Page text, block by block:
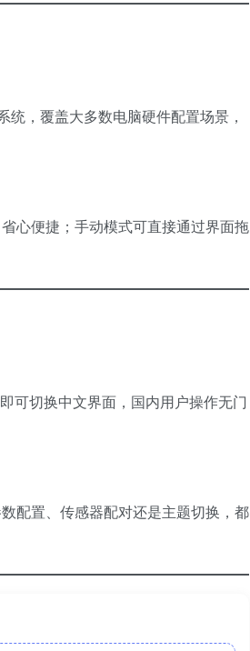
，覆盖大多数电脑硬件配置场景，
心便捷；手动模式可直接通过界面拖
可切换中文界面，国内用户操作无门
配置、传感器配对还是主题切换，都